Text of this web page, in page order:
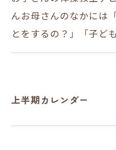
んお母さんのなかには
とをするの？」「子ど
上半期カレンダー